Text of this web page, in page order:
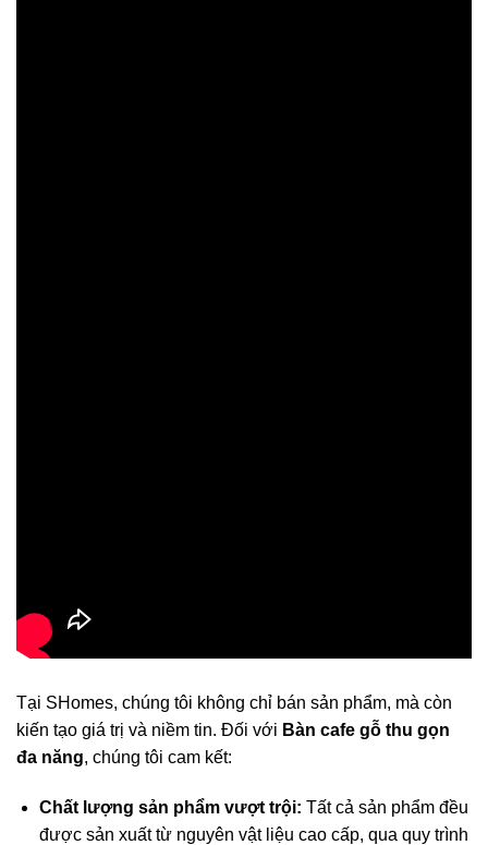
Tại SHomes, chúng tôi không chỉ bán sản phẩm, mà còn
kiến tạo giá trị và niềm tin. Đối với Bàn cafe gỗ thu gọn
đa năng, chúng tôi cam kết:
Chất lượng sản phẩm vượt trội: Tất cả sản phẩm đều
được sản xuất từ nguyên vật liệu cao cấp, qua quy trình